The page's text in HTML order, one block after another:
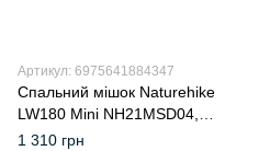
Артикул: 6975641884347
Спальний мішок Naturehike
LW180 Mini NH21MSD04,
лівий, темно-зелений
1 310 грн